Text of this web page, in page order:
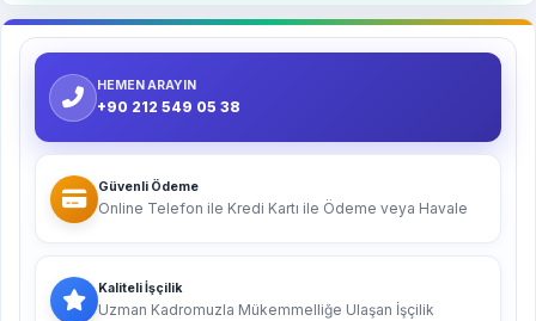
HEMEN ARAYIN
+90 212 549 05 38
Güvenli Ödeme
Online Telefon ile Kredi Kartı ile Ödeme veya Havale
Kaliteli İşçilik
Uzman Kadromuzla Mükemmelliğe Ulaşan İşçilik